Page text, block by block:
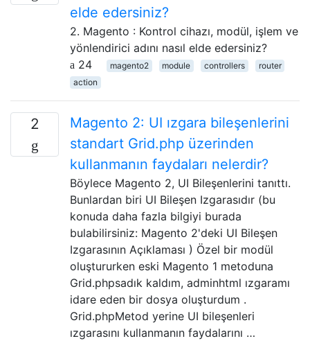
elde edersiniz?
2. Magento : Kontrol cihazı, modül, işlem ve
yönlendirici adını nasıl elde edersiniz?
24
magento2 module controllers
router
action
2
Magento 2: UI ızgara bileşenlerini
standart Grid.php üzerinden
kullanmanın faydaları nelerdir?
Böylece Magento 2, UI Bileşenlerini tanıttı.
Bunlardan biri UI Bileşen Izgarasıdır (bu
konuda daha fazla bilgiyi burada
bulabilirsiniz: Magento 2'deki UI Bileşen
Izgarasının Açıklaması ) Özel bir modül
oluştururken eski Magento 1 metoduna
Grid.phpsadık kaldım, adminhtml ızgaramı
idare eden bir dosya oluşturdum .
Grid.phpMetod yerine UI bileşenleri
ızgarasını kullanmanın faydalarını …